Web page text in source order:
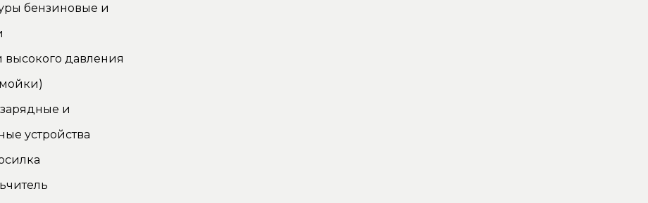
бензиновые и
высокого давления
и
устройства